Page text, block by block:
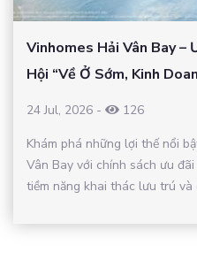
Vinhomes Hải Vân Bay –
Hội “Về Ở Sớm, Kinh
24 Jul, 2026 -
126
Khám phá những lợi thế nổi
Vân Bay với chính sách ưu
tiềm năng khai thác lưu trú